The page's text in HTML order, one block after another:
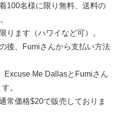
100名様に限り無料、送料の
ります（ハワイなど可）。
後、Fumiさんから支払い方法
Excuse Me DallasとFumiさん
。
常価格$20で販売しておりま